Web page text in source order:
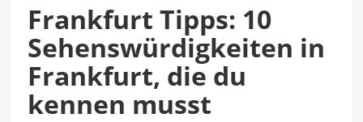
Frankfurt Tipps: 10
Sehenswürdigkeiten in
Frankfurt, die du
kennen musst